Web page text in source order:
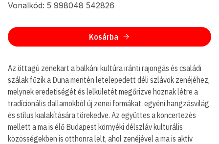
Vonalkód: 5 998048 542826
Kosárba
Az öttagú zenekart a balkáni kultúra iránti rajongás és családi
szálak fűzik a Duna mentén letelepedett déli szlávok zenéjéhez,
melynek eredetiségét és lelkületét megőrizve hoznak létre a
tradícionális dallamokból új zenei formákat, egyéni hangzásvilág
és stílus kialakítására törekedve. Az együttes a koncertezés
mellett a ma is élő Budapest környéki délszláv kulturális
közösségekben is otthonra lelt, ahol zenéjével a ma is aktív